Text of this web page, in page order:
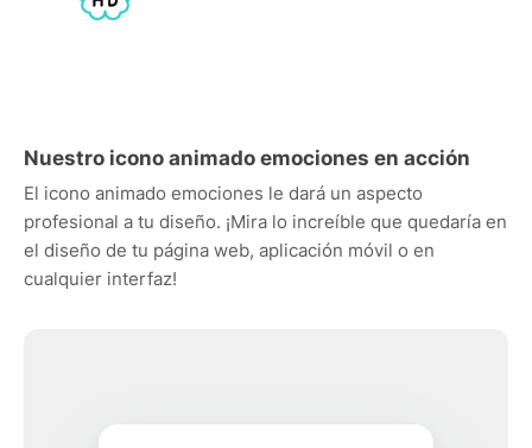
Nuestro icono animado emociones en acción
El icono animado emociones le dará un aspecto
profesional a tu diseño. ¡Mira lo increíble que quedaría en
el diseño de tu página web, aplicación móvil o en
cualquier interfaz!